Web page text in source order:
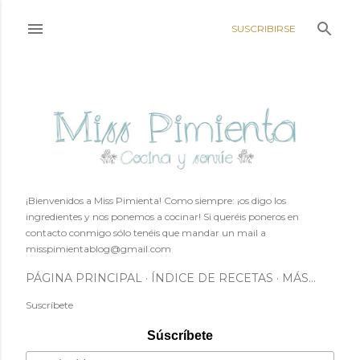
SUSCRIBIRSE
¡Bienvenidos a Miss Pimienta! Como siempre: ¡os digo los
ingredientes y nos ponemos a cocinar! Si queréis poneros en
contacto conmigo sólo tenéis que mandar un mail a
misspimientablog@gmail.com
PÁGINA PRINCIPAL ÍNDICE DE RECETAS MÁS…
Suscríbete
Súscríbete